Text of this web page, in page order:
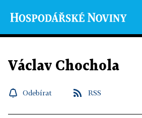
Václav Chochola
Odebírat RSS